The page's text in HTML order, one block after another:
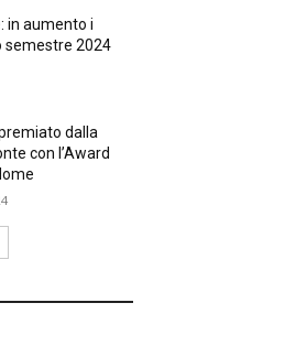
in aumento i
semestre 2024
dalla
con l’Award